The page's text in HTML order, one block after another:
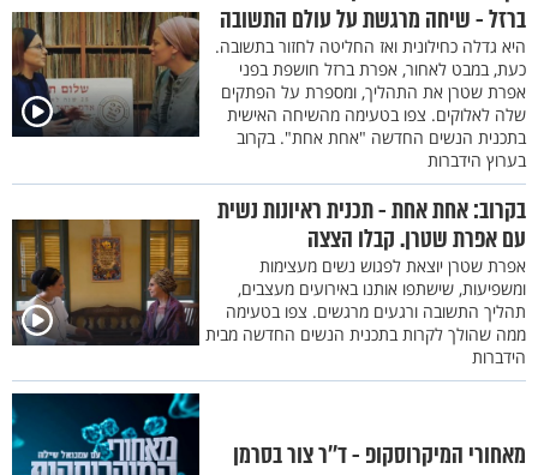
ברזל - שיחה מרגשת על עולם התשובה
היא גדלה כחילונית ואז החליטה לחזור בתשובה.
כעת, במבט לאחור, אפרת ברזל חושפת בפני
אפרת שטרן את התהליך, ומספרת על הפתקים
שלה לאלוקים. צפו בטעימה מהשיחה האישית
בתכנית הנשים החדשה "אחת אחת". בקרוב
בערוץ הידברות
בקרוב: אחת אחת - תכנית ראיונות נשית
עם אפרת שטרן. קבלו הצצה
אפרת שטרן יוצאת לפגוש נשים מעצימות
ומשפיעות, שישתפו אותנו באירועים מעצבים,
תהליך התשובה ורגעים מרגשים. צפו בטעימה
ממה שהולך לקרות בתכנית הנשים החדשה מבית
הידברות
מאחורי המיקרוסקופ - ד’’ר צור בסרמן